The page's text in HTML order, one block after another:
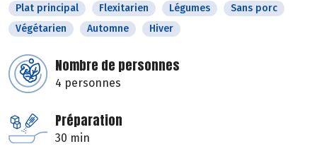
Plat principal Flexitarien Légumes
Sans porc
Végétarien
Automne Hiver
Nombre de personnes
4 personnes
Préparation
30 min